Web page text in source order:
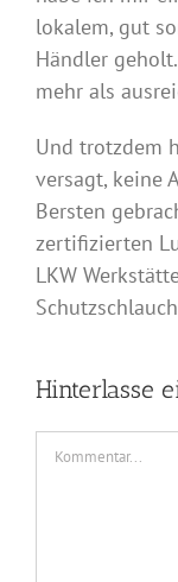
lokalem, gut
Händler
mehr als
Und trotzdem
versagt, keine
Bersten
zertifizierten
LKW
Hinterlasse
Kommentar